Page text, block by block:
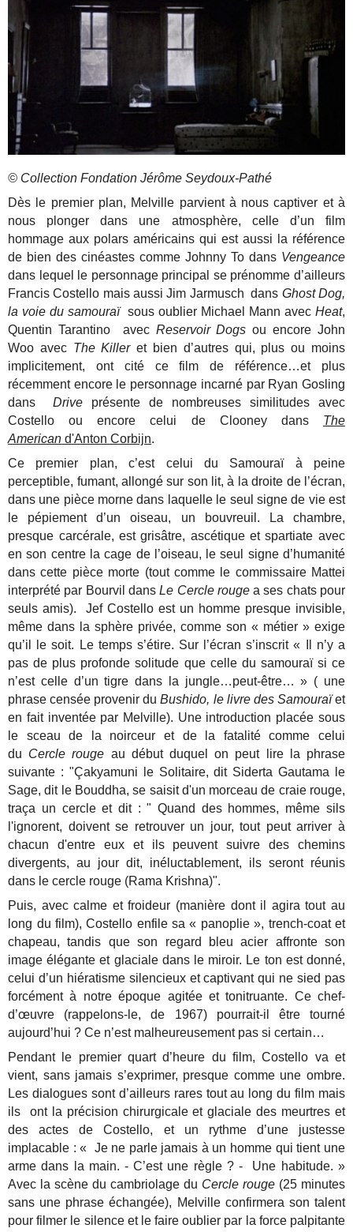
© Collection Fondation Jérôme Seydoux-Pathé
Dès le premier plan, Melville parvient à nous captiver et à
nous plonger dans une atmosphère, celle d’un film
hommage aux polars américains qui est aussi la référence
de bien des cinéastes comme Johnny To dans Vengeance
dans lequel le personnage principal se prénomme d’ailleurs
Francis Costello mais aussi Jim Jarmusch dans Ghost Dog,
la voie du samouraï sous oublier Michael Mann avec Heat,
Quentin Tarantino avecReservoir Dogs ou encore John
Woo avec The Killeret bien d’autres qui, plus ou moins
implicitement, ont cité ce film de référence…et plus
récemment encore le personnage incarné par Ryan Gosling
dans
Drive présente de nombreuses similitudes avec
Costello ou encore celui de Clooney dans The
American d'Anton Corbijn.
Ce premier plan, c’est celui du Samouraï à peine
perceptible, fumant, allongé sur son lit, à la droite de l’écran,
dans une pièce morne dans laquelle le seul signe de vie est
le pépiement d’un oiseau, un bouvreuil. La chambre,
presque carcérale, est grisâtre, ascétique et spartiate avec
en son centre la cage de l’oiseau, le seul signe d’humanité
dans cette pièce morte (tout comme le commissaire Mattei
interprété par Bourvil dansLe Cercle rougea ses chats pour
seuls amis). Jef Costello est un homme presque invisible,
même dans la sphère privée, comme son « métier » exige
qu’il le soit. Le temps s’étire. Sur l’écran s’inscrit « Il n’y a
pas de plus profonde solitude que celle du samouraï si ce
n’est celle d’un tigre dans la jungle…peut-être… » ( une
phrase censée provenir duBushido, le livre des Samouraïet
en fait inventée par Melville). Une introduction placée sous
le sceau de la noirceur et de la fatalité comme celui
du Cercle rouge au début duquel on peut lire la phrase
suivante : "Çakyamuni le Solitaire, dit Siderta Gautama le
Sage, dit le Bouddha, se saisit d'un morceau de craie rouge,
traça un cercle et dit : " Quand des hommes, même sils
l'ignorent, doivent se retrouver un jour, tout peut arriver à
chacun d'entre eux et ils peuvent suivre des chemins
divergents, au jour dit, inéluctablement, ils seront réunis
dans le cercle rouge (Rama Krishna)".
Puis, avec calme et froideur (manière dont il agira tout au
long du film), Costello enfile sa « panoplie », trench-coat et
chapeau, tandis que son regard bleu acier affronte son
image élégante et glaciale dans le miroir. Le ton est donné,
celui d’un hiératisme silencieux et captivant qui ne sied pas
forcément à notre époque agitée et tonitruante. Ce chef-
d’œuvre (rappelons-le, de 1967) pourrait-il être tourné
aujourd’hui ? Ce n’est malheureusement pas si certain…
Pendant le premier quart d’heure du film, Costello va et
vient, sans jamais s’exprimer, presque comme une ombre.
Les dialogues sont d’ailleurs rares tout au long du film mais
ils ont la précision chirurgicale et glaciale des meurtres et
des actes de Costello, et un rythme d’une justesse
implacable : « Je ne parle jamais à un homme qui tient une
arme dans la main. - C’est une règle ? - Une habitude. »
Avec la scène du cambriolage du Cercle rouge(25 minutes
sans une phrase échangée), Melville confirmera son talent
pour filmer le silence et le faire oublier par la force palpitante